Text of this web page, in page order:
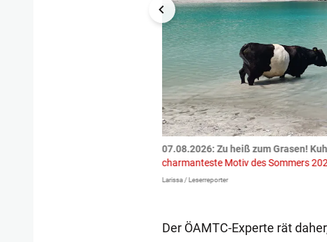
07.08.2026: Zu heiß zum Grasen!
charmanteste Motiv des Sommers
Larissa / Leserreporter
Der ÖAMTC-Experte rät